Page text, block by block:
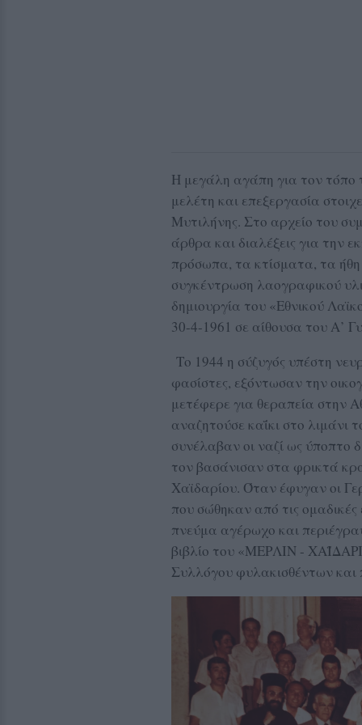
Η μεγάλη αγάπη για τον τόπο
μελέτη και επεξεργασία
Μυτιλήνης. Στο αρχείο του
άρθρα και διαλέξεις για την
πρόσωπα, τα κτίσματα, τα
συγκέντρωση λαογραφικού
δημιουργία του «Εθνικού
30-4-1961 σε αίθουσα του Α’
Το 1944 η σύζυγός υπέστη
φασίστες, εξόντωσαν την
μετέφερε για θεραπεία στην
αναζητούσε καΐκι στο λιμάνι
συνέλαβαν οι ναζί ως
τον βασάνισαν στα φρικτά
Χαϊδαρίου. Όταν έφυγαν οι
που σώθηκαν από τις
πνεύμα αγέρωχο και
βιβλίο του «ΜΕΡΛΙΝ -
Συλλόγου φυλακισθέντων